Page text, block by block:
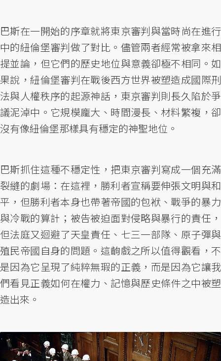
巴斯在一開始的序章就將東京審判與當時尚在進行
中的紐倫堡審判做了對比。儘管兩者經常被拿來相
提並論，但它們的歷史地位與意義卻極不相同。如
果說，紐倫堡審判在戰後西方世界被塑造成國際刑
法與人權秩序的起源神話，東京審判則長久陷於爭
議泥淖中。它規模龐大、時間漫長、材料繁複，卻
沒有像紐倫堡那樣具有穩定的神聖地位。
巴斯抓住這種不穩定性，把東京審判寫成一個充滿
裂縫的劇場：在這裡，勝利者宣稱要伸張文明與和
平，但勝利者本身也帶著帝國的包袱、戰爭的暴力
與冷戰的算計；被告被迫面對侵略與暴行的責任，
但法庭又迴避了天皇責任、七三一部隊、原子彈與
殖民帝國自身的問題。這齣戲之所以值得觀看，不
是因為它呈現了純粹無瑕的正義，而是因為它讓我
們看見正義如何在權力、記憶與歷史條件之中被塑
造出來。